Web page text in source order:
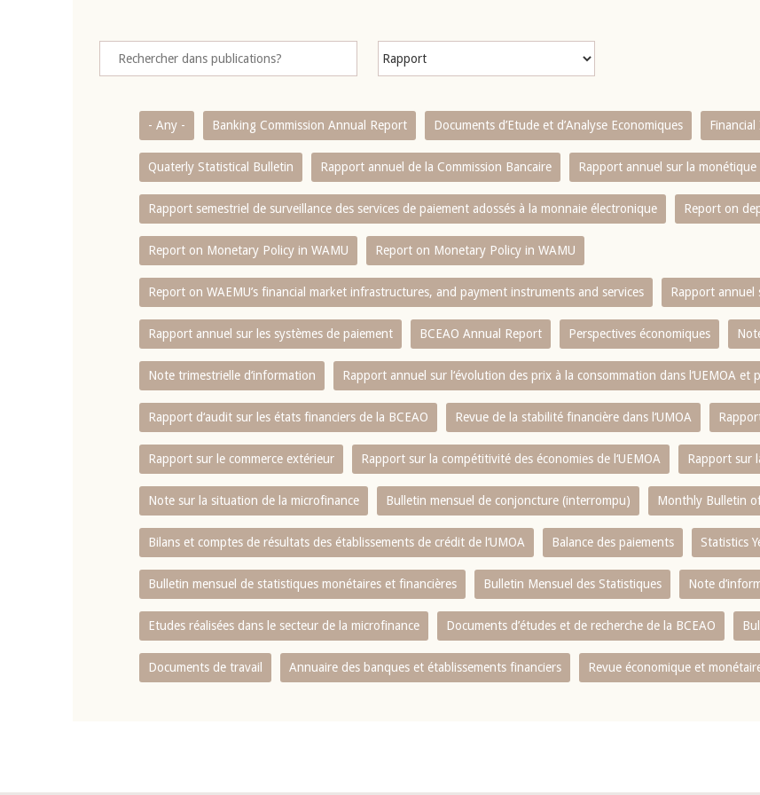
- Any - Banking Commission Annual Report Documents d’Etude et d’Analyse Economiques
Quaterly Statistical Bulletin Rapport annuel de la Commission Bancaire Rapport annuel sur la
Rapport semestriel de surveillance des services de paiement adossés à la monnaie électronique Report on
Report on Monetary Policy in WAMU Report on Monetary Policy in WAMU
Report on WAEMU’s financial market infrastructures, and payment instruments and services Rapport annuel
Rapport annuel sur les systèmes de paiement BCEAO Annual Report Perspectives économiques
Note trimestrielle d‘information Rapport annuel sur l‘évolution des prix à la consommation dans l‘UEMOA et
Rapport d‘audit sur les états financiers de la BCEAO Revue de la stabilité financière dans l‘UMOA
Rapport sur le commerce extérieur Rapport sur la compétitivité des économies de l‘UEMOA Rapport sur
Note sur la situation de la microfinance Bulletin mensuel de conjoncture (interrompu) Monthly Bulletin
Bilans et comptes de résultats des établissements de crédit de l‘UMOA Balance des paiements Statistics
Bulletin mensuel de statistiques monétaires et financières Bulletin Mensuel des Statistiques Note
Etudes réalisées dans le secteur de la microfinance Documents d’études et de recherche de la BCEAO
Documents de travail Annuaire des banques et établissements financiers Revue économique et